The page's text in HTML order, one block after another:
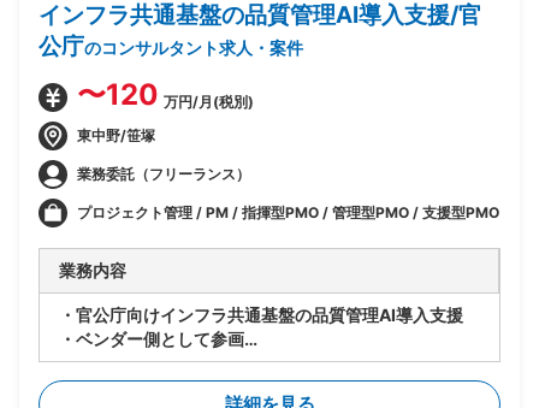
インフラ共通基盤の品質管理AI導入支援/官
公庁のコンサルタント求人・案件
〜120 万円/月(税別)
東中野/笹塚
業務委託（フリーランス）
プロジェクト管理 / PM / 指揮型PMO / 管理型PMO / 支援型PMO
業務内容
・官公庁向けインフラ共通基盤の品質管理AI導入支援
・ベンダー側として参画
・記録管理システム(メインフレーム)のマイグレーショ
ン化に向けてインフラ基盤を構築中